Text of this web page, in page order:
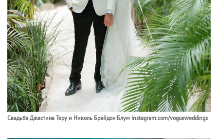
Свадьба Джастина Теру и Николь Брайдон Блум instagram.com/vogueweddings